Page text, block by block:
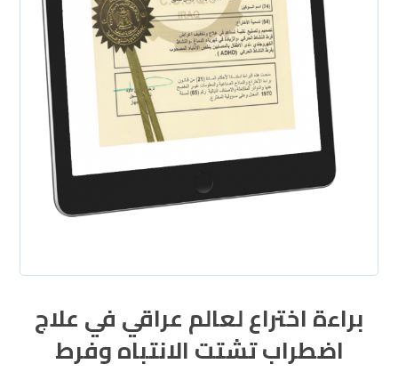
براءة اختراع لعالم عراقي في علاج
اضطراب تشتت الانتباه وفرط